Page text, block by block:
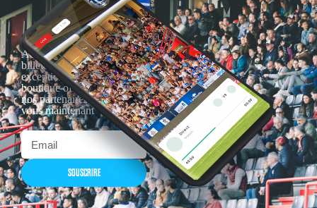
Actualités, nouveautés,
billetterie, remises
exceptionnelles dans la
boutique officielles & chez
nos partenaires… Inscrivez-
vous maintenant
SOUSCRIRE